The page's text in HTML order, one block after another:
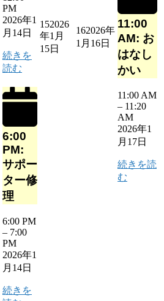
PM
2026年1
月14日
続きを
読む
6:00
PM:
サポー
ター修
理
6:00 PM
– 7:00
PM
2026年1
月14日
続きを
152026
年1月
15日
162026年
1月16日
11:00
AM: お
はなし
かい
11:00 AM
– 11:20
AM
2026年1
月17日
続きを読
む